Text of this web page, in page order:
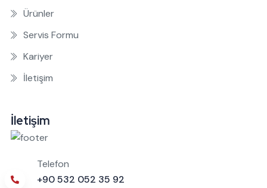
Ürünler
Servis Formu
Kariyer
İletişim
İletişim
Telefon
+90 532 052 35 92